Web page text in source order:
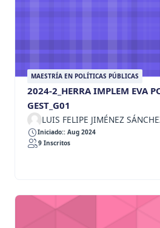
MAESTRÍA EN POLÍTICAS PÚBLICAS
2024-2_HERRA IMPLEM EVA
GEST_G01
LUIS FELIPE JIMÉNEZ
Iniciado:: Aug 2024
9 Inscritos